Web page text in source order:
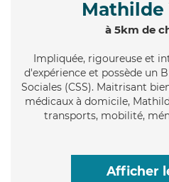
Mathilde
à 5km de
Impliquée, rigoureuse et
d'expérience et possède un
Sociales (CSS). Maitrisant
médicaux à domicile,
transports, mobilité,
Afficher